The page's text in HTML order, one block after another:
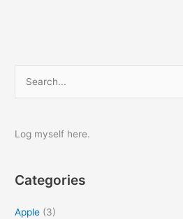
r
f
Log myself here.
Categories
Apple (3)